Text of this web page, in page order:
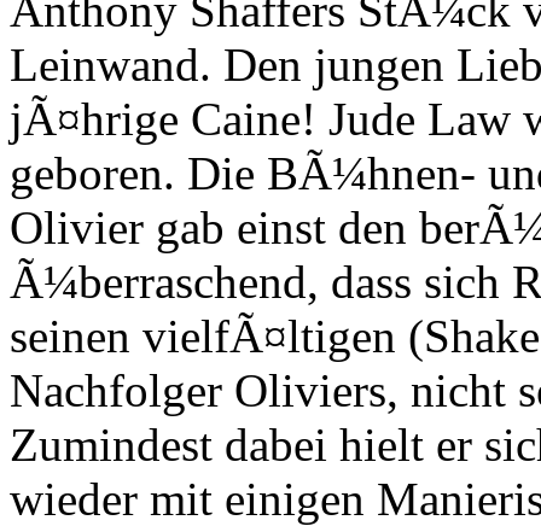
Leinwand. Den jungen
jÃ¤hrige Caine! Jude Law
geboren. Die BÃ¼hnen-
Olivier gab einst den
Ã¼berraschend, dass sich
seinen vielfÃ¤ltigen
Nachfolger Oliviers, nicht
Zumindest dabei hielt er
wieder mit einigen